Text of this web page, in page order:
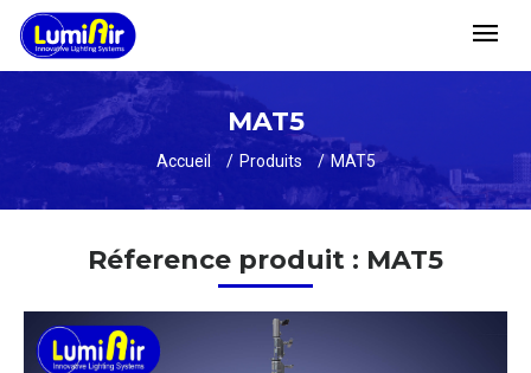
MAT5
Accueil Produits MAT5
Réference produit : MAT5